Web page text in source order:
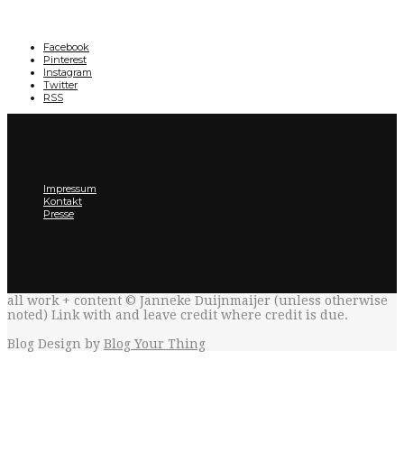
Facebook
Pinterest
Instagram
Twitter
RSS
Impressum
Kontakt
Presse
all work + content © Janneke Duijnmaijer (unless otherwise
noted) Link with and leave credit where credit is due.
Blog Design by Blog Your Thing